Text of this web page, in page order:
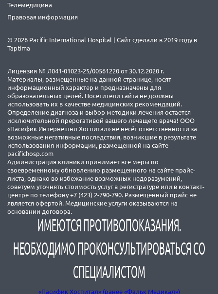
Телемедицина
Правовая информация
© 2026 Pacific International Hospital | Сайт сделали в 2019 году в
Taptima
Лицензия № Л041-01023-25/00561220 от 30.12.2020 г.
Материалы, размещенные на данной странице, носят
информационный характер и предназначены для
образовательных целей. Посетители сайта не должны
использовать их в качестве медицинских рекомендаций.
Определение диагноза и выбор методики лечения остается
исключительной прерогативой вашего лечащего врача! ООО
«Пасифик Интернешнл Хоспитал» не несёт ответственности за
возможные негативные последствия, возникшие в результате
использования информации, размещенной на сайте
pacifichosp.com
Администрация клиники принимает все меры по
своевременному обновлению размещенного на сайте прайс-
листа, однако во избежание возможных недоразумений,
советуем уточнять стоимость услуг в регистратуре или в контакт-
центре по телефону +7 (423) 2-790-790. Размещенный прайс не
является офертой. Медицинские услуги оказываются на
основании договора.
ИМЕЮТСЯ ПРОТИВОПОКАЗАНИЯ.
НЕОБХОДИМО ПРОКОНСУЛЬТИРОВАТЬСЯ СО
СПЕЦИАЛИСТОМ
«Пасифик Хоспитал» (ранее «Фальк Медикал»)